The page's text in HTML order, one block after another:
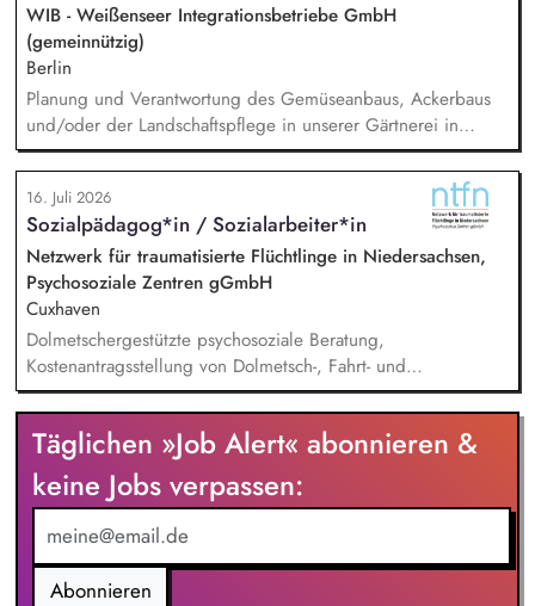
WIB - Weißenseer Integrationsbetriebe GmbH
(gemeinnützig)
Berlin
Planung und Verantwortung des Gemüseanbaus, Ackerbaus
und/oder der Landschaftspflege in unserer Gärtnerei in
Berlin-Malchow, Umsetzung eines zertifizierten Bio-Anbaus,
fachliche Anleitung und Unterstützung der Teilnehmenden
und Beschäftigten, Organisation der Arbeitsabläufe und einer
zweckmäßigen Arbeitsplatzgestaltung, Überwachung der
Einhaltung von Gesundheits-, Arbeitsschutz- und
Unfallverhütungsvorschriften.
16. Juli 2026
Sozialpädagog*in / Sozialarbeiter*in
Netzwerk für traumatisierte Flüchtlinge in Niedersachsen,
Psychosoziale Zentren gGmbH
Cuxhaven
Dolmetschergestützte psychosoziale Beratung,
Kostenantragsstellung von Dolmetsch-, Fahrt- und
Therapiekosten, Mitarbeit in externen Netzwerken und
Arbeitsgruppen, Vermittlung in die psychiatrische /
psychotherapeutische Regelversorgung.
Täglichen »Job Alert« abonnieren &
keine Jobs verpassen:
Abonnieren